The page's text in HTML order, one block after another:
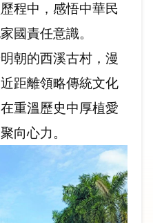
程中，感悟中華民
國責任意識。
朝的西溪古村，漫
距離領略傳統文化
重溫歷史中厚植愛
向心力。